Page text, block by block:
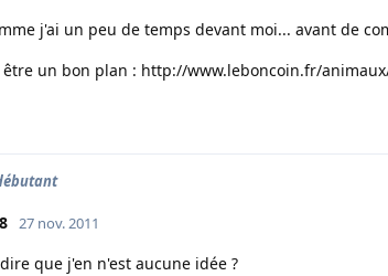
j'ai un peu de temps devant moi... avant de
être un bon plan : http://www.leboncoin.fr/
27 nov. 2011
que j'en n'est aucune idée ?